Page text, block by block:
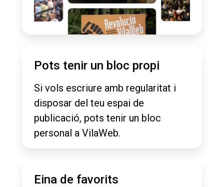
Pots tenir un bloc propi
Si vols escriure amb regularitat i
disposar del teu espai de
publicació, pots tenir un bloc
personal a VilaWeb.
Eina de favorits